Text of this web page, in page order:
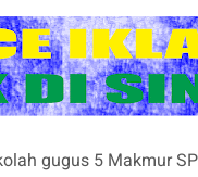
gugus 5 Makmur